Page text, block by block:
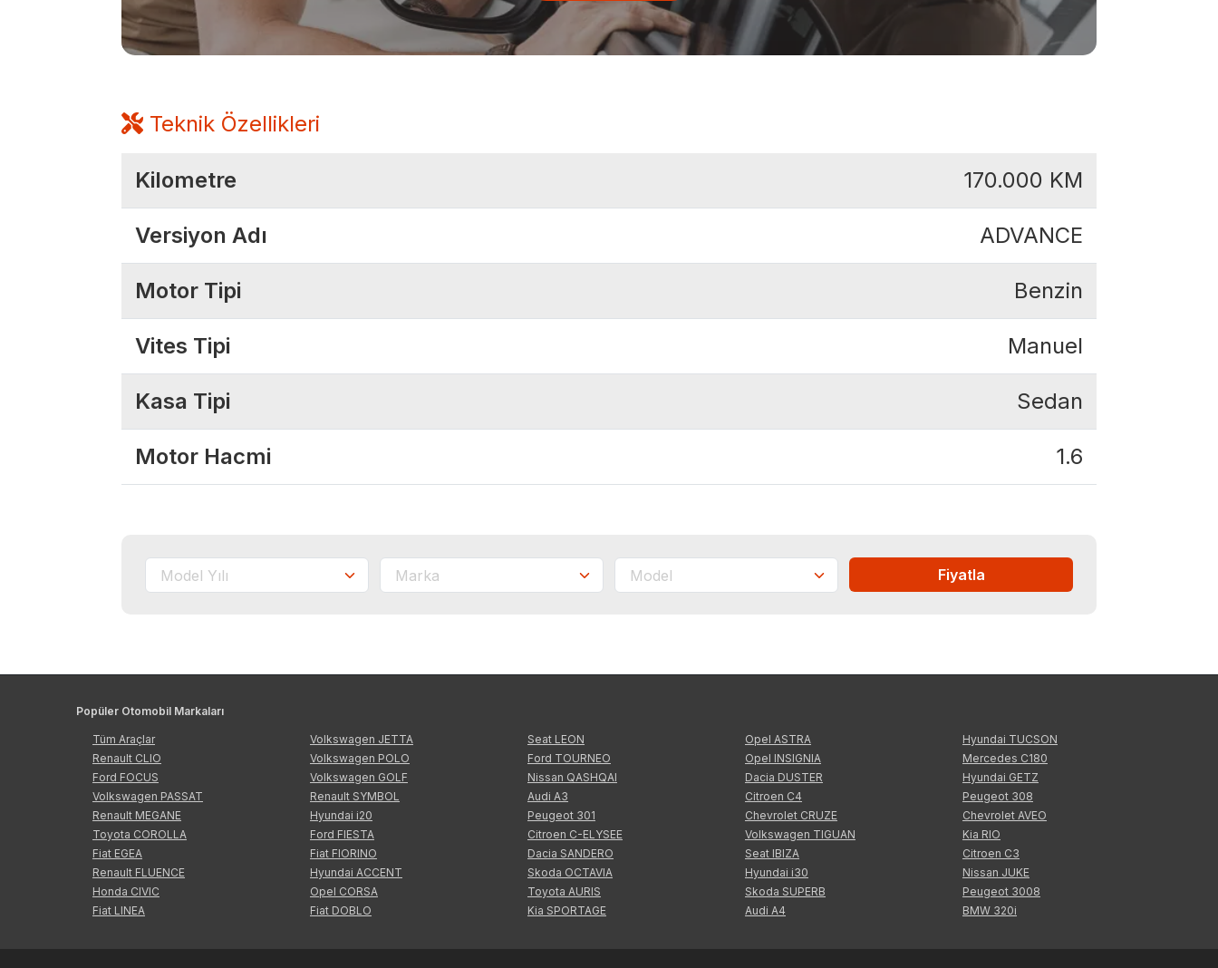
Teknik Özellikleri
Kilometre 170.000 KM
Versiyon Adı ADVANCE
Motor Tipi Benzin
Vites Tipi Manuel
Kasa Tipi Sedan
Motor Hacmi 1.6
Fiyatla
Popüler Otomobil Markaları
Tüm Araçlar
Renault CLIO
Ford FOCUS
Volkswagen PASSAT
Renault MEGANE
Toyota COROLLA
Fiat EGEA
Renault FLUENCE
Honda CIVIC
Fiat LINEA
Volkswagen JETTA
Volkswagen POLO
Volkswagen GOLF
Renault SYMBOL
Hyundai i20
Ford FIESTA
Fiat FIORINO
Hyundai ACCENT
Opel CORSA
Fiat DOBLO
Seat LEON
Ford TOURNEO
Nissan QASHQAI
Audi A3
Peugeot 301
Citroen C-ELYSEE
Dacia SANDERO
Skoda OCTAVIA
Toyota AURIS
Kia SPORTAGE
Opel ASTRA
Opel INSIGNIA
Dacia DUSTER
Citroen C4
Chevrolet CRUZE
Volkswagen TIGUAN
Seat IBIZA
Hyundai i30
Skoda SUPERB
Audi A4
Hyundai TUCSON
Mercedes C180
Hyundai GETZ
Peugeot 308
Chevrolet AVEO
Kia RIO
Citroen C3
Nissan JUKE
Peugeot 3008
BMW 320i